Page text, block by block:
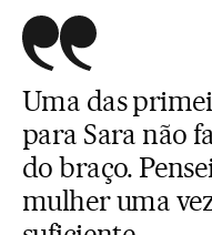
Uma das
para Sara não
do braço.
mulher uma